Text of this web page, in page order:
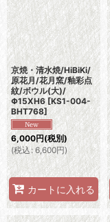
京焼・清水焼/HiBiKi/
原花月/花月窯/釉彩点
紋/ボウル(大)/
Φ15XH6 [KS1-004-
BHT768]
6,000円(税別)
(税込: 6,600円)
カートに入れる